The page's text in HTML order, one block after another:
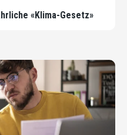
«Klima-Gesetz»